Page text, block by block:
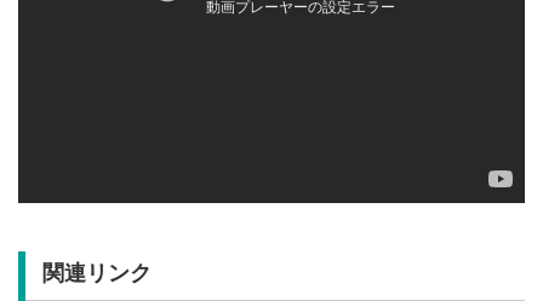
関連リンク